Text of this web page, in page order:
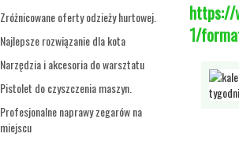
Zróżnicowane oferty odzieży hurtowej.
Najlepsze rozwiązanie dla kota
Narzędzia i akcesoria do warsztatu
Pistolet do czyszczenia maszyn.
Profesjonalne naprawy zegarów na
miejscu
https://
1/